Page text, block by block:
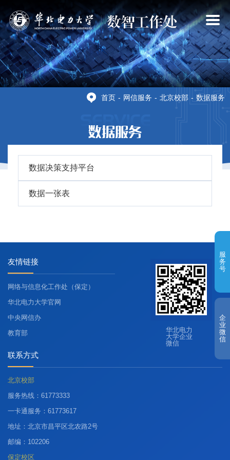
首页 - 网信服务 - 北京校部 - 数据服务
数据服务
数据决策支持平台
数据一张表
服
务
号
企
业
微
信
友情链接
网络与信息化工作处（保定）
华北电力大学官网
中央网信办
教育部
联系方式
北京校部
服务热线：61773333
一卡通服务：61773617
地址：北京市昌平区北农路2号
邮编：102206
保定校区
华北电力
大学企业
微信